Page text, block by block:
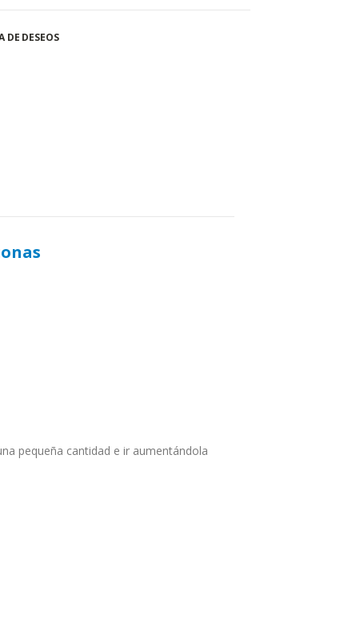
DE DESEOS
pequeña cantidad e ir aumentándola